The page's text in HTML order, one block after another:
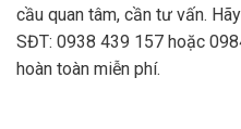
cầu quan tâm, cần tư vấn.
SĐT: 0938 439 157 hoặc
hoàn toàn miễn phí.